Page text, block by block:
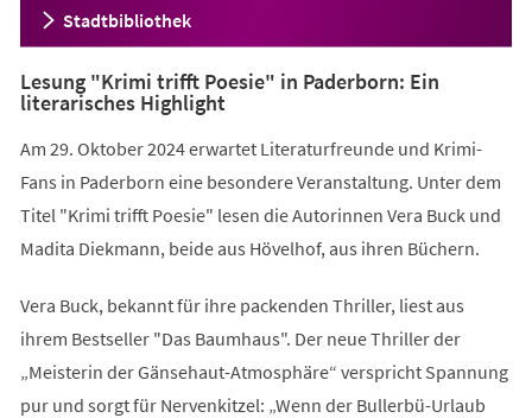
Stadtbibliothek
Lesung "Krimi trifft Poesie" in Paderborn: Ein
literarisches Highlight
Am 29. Oktober 2024 erwartet Literaturfreunde und Krimi-
Fans in Paderborn eine besondere Veranstaltung. Unter dem
Titel "Krimi trifft Poesie" lesen die Autorinnen Vera Buck und
Madita Diekmann, beide aus Hövelhof, aus ihren Büchern.
Vera Buck, bekannt für ihre packenden Thriller, liest aus
ihrem Bestseller "Das Baumhaus". Der neue Thriller der
„Meisterin der Gänsehaut-Atmosphäre“ verspricht Spannung
pur und sorgt für Nervenkitzel: „Wenn der Bullerbü-Urlaub